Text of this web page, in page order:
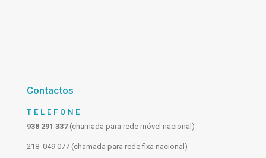
Contactos
TELEFONE
938 291 337(chamada para rede móvel nacional)
218 049 077 (chamada para rede fixa nacional)